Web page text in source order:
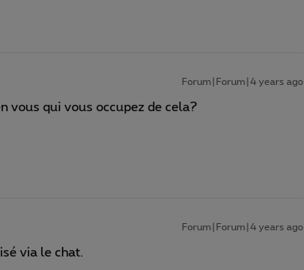
Forum|Forum|4 years ago
vous qui vous occupez de cela?
Forum|Forum|4 years ago
via le chat.